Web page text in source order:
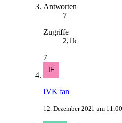
Antworten
7
Zugriffe
2,1k
7
IVK fan
12. Dezember 2021 um 11:00